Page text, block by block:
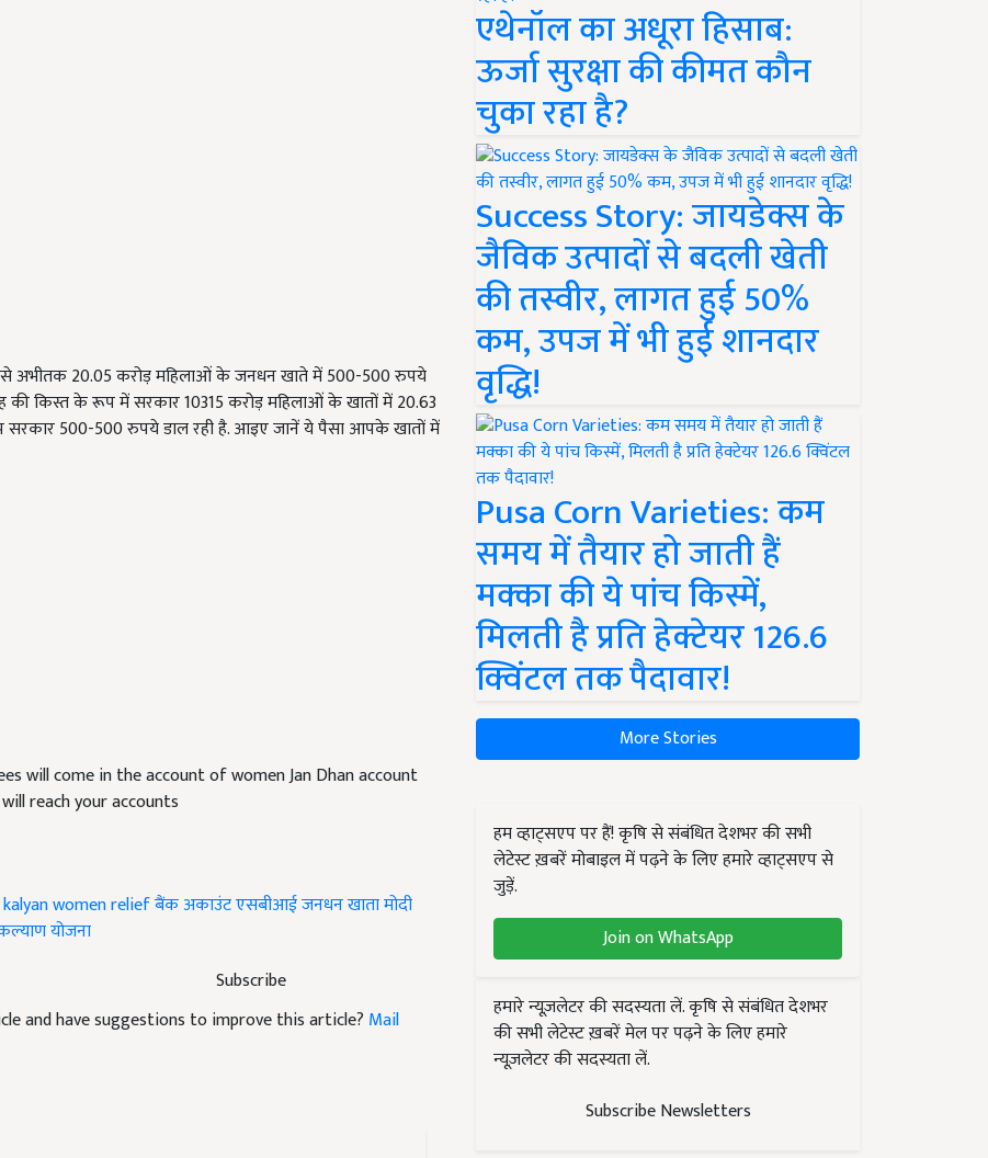
Subscribe
अभीतक 20.05 करोड़ महिलाओं के जनधन खाते में 500-500 रुपये
किस्त के रूप में सरकार 10315 करोड़ महिलाओं के खातों में 20.63
500-500 रुपये डाल रही है. आइए जानें ये पैसा आपके खातों में
will come in the account of women Jan Dhan account
reach your accounts
women reliefबैंक अकाउंटएसबीआईजनधन खातामोदी
योजना
and have suggestions to improve this article? Mail
एथेनॉल का अधूरा हिसाब:
ऊर्जा सुरक्षा की कीमत कौन
चुका रहा है?
Success Story: जायडेक्स के
जैविक उत्पादों से बदली खेती
की तस्वीर, लागत हुई 50%
कम, उपज में भी हुई शानदार
वृद्धि!
Pusa Corn Varieties: कम
समय में तैयार हो जाती हैं
मक्का की ये पांच किस्में,
मिलती है प्रति हेक्टेयर 126.6
क्विंटल तक पैदावार!
More Stories
हम व्हाट्सएप पर हैं! कृषि से संबंधित देशभर की सभी
लेटेस्ट ख़बरें मोबाइल में पढ़ने के लिए हमारे व्हाट्सएप से
जुड़ें.
Join on WhatsApp
हमारे न्यूज़लेटर की सदस्यता लें. कृषि से संबंधित देशभर
की सभी लेटेस्ट ख़बरें मेल पर पढ़ने के लिए हमारे
न्यूज़लेटर की सदस्यता लें.
Subscribe Newsletters